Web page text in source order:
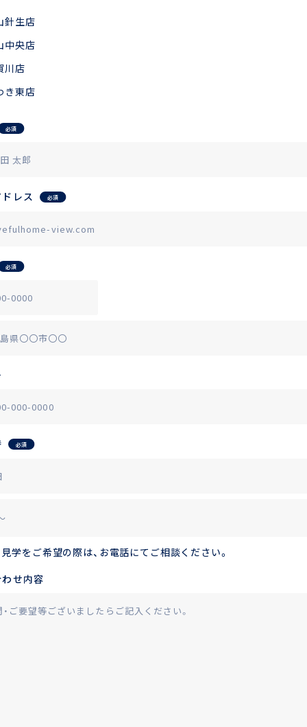
針生店
中央店
川店
き東店
必須
レス 必須
必須
必須
学をご希望の際は、お電話にてご相談ください。
せ内容